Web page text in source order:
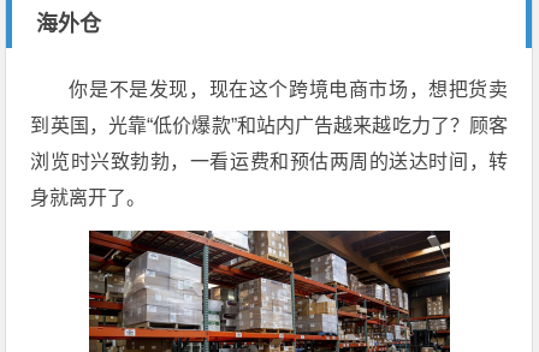
海外仓
你是不是发现，现在这个跨境电商市场，想把货卖
到英国，光靠“低价爆款”和站内广告越来越吃力了？顾客
浏览时兴致勃勃，一看运费和预估两周的送达时间，转
身就离开了。